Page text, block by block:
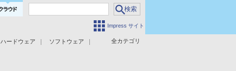
Impress サイト
全カテゴリ
ハードウェア
ソフトウェア